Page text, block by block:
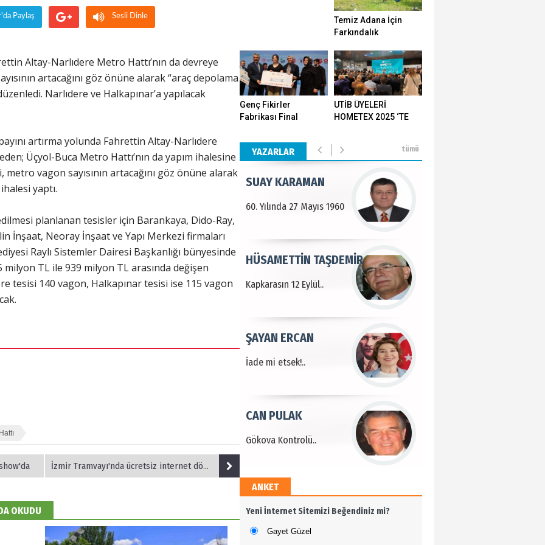
Paylaş Sesli Dinle
Altay-Narlıdere Metro Hattı’nın da devreye
artacağını göz önüne alarak “araç depolama
Narlıdere ve Halkapınar’a yapılacak
artırma yolunda Fahrettin Altay-Narlıdere
Üçyol-Buca Metro Hattı’nın da yapım ihalesine
vagon sayısının artacağını göz önüne alarak
yaptı.
planlanan tesisler için Barankaya, Dido-Ray,
İnşaat, Neoray İnşaat ve Yapı Merkezi firmaları
Raylı Sistemler Dairesi Başkanlığı bünyesinde
TL ile 939 milyon TL arasında değişen
tesisi 140 vagon, Halkapınar tesisi ise 115 vagon
İzmir Tramvayı'nda ücretsiz internet dönemi yarın başlıyor
OKUDU
Temiz Adana İçin
Farkındalık
Genç Fikirler
Fabrikası Final
Gerçekleştirildi
UTİB ÜYELERİ
HOMETEX 2025 ‘TE
YAZARLAR tümü
Görünen Köy
kazanır..
ALI BEKTAN
60. Yılında 27 Mayıs 1960
SUAY KARAMAN
Kapkarasın 12 Eylül..
HÜSAMETTİN TAŞDEMİR
İade mi etsek!..
ŞAYAN ERCAN
Gökova Kontrolü..
CAN PULAK
Değerli Bilim İnsanı Tosun
Terzioğlu'na Saygı..
Dr. MEHMET ÖZDEMİR
ANKET
Yeni İnternet Sitemizi Beğendiniz mi?
Gayet Güzel